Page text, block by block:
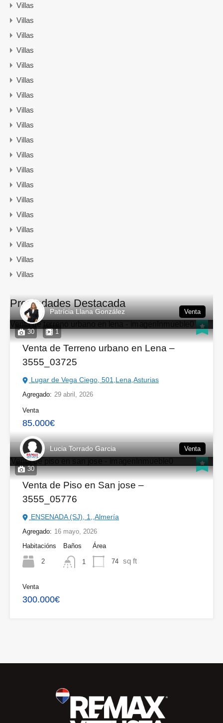
Villas
Villas
Villas
Villas
Villas
Villas
Villas
Villas
Villas
Villas
Villas
Villas
Villas
Villas
Villas
Villas
Villas
Villas
Villas
Propiedades Destacada
30 1
Patrícia Llana González Venta
Venta de Terreno urbano en Lena –
3555_03725
Lugar de Vega Ciego, 501,Lena,Asturias
Agregado: 29 abril, 2026
Venta
85.000€
30
Lucia Torrado Garcia Venta
Venta de Piso en San jose –
3555_05776
ENSENADA (SJ), 1,,Almería
Agregado: 16 mayo, 2026
Habitacións
2
Baños
1
Área
74 sq ft
Venta
300.000€